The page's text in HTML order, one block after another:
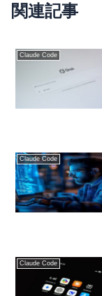
関連記事
Claude Code
Claude Code
Claude Code